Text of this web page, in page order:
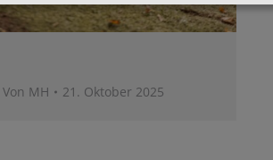
Von MH 21. Oktober 2025